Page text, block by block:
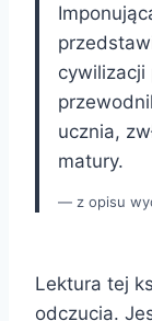
cywilizacji
ucznia,
matury.
z opisu
Lektura tej
odczucia.